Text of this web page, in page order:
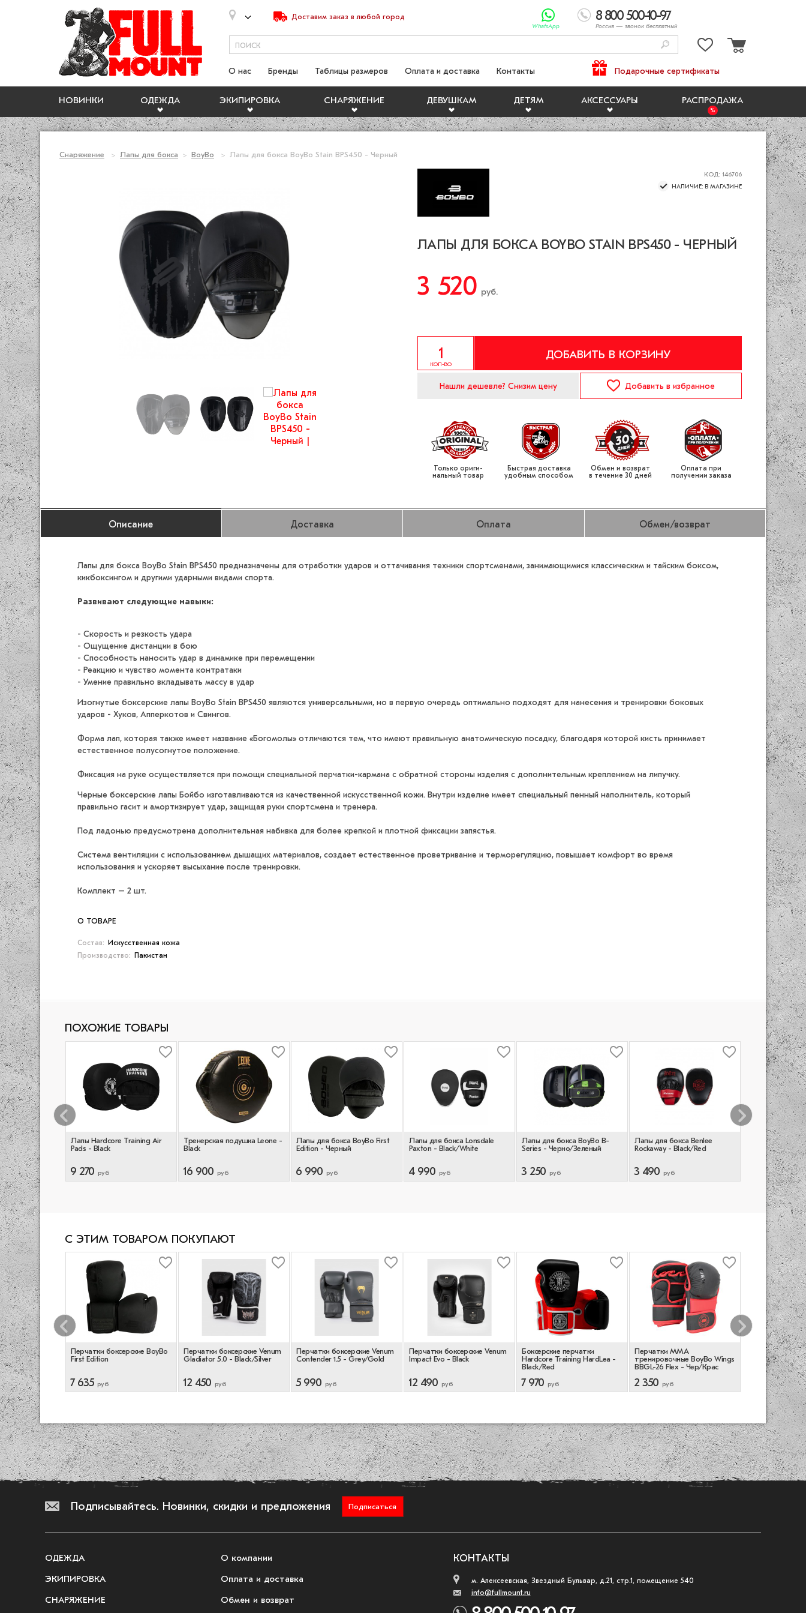
Доставим заказ в любой город 8 800 500-10-97
Россия — звонок бесплатный
WhatsApp
НОВИНКИ ОДЕЖДА ЭКИПИРОВКА СНАРЯЖЕНИЕ ДЕВУШКАМ ДЕТЯМ АКСЕССУАРЫ РАСПРОДАЖА
О нас Бренды Таблицы размеров Оплата и доставка Контакты Подарочные сертификаты
Снаряжение Лапы для бокса BoyBo Лапы для бокса BoyBo Stain BPS450 - Черный
КОД: 146706
НАЛИЧИЕ: В МАГАЗИНЕ
ЛАПЫ ДЛЯ БОКСА BOYBO STAIN BPS450 - ЧЕРНЫЙ
3 520 руб.
КОЛ-ВО
ДОБАВИТЬ В КОРЗИНУ
Нашли дешевле? Снизим цену Добавить в избранное
Только ориги­
нальный товар
Быстрая доставка
удобным способом
Обмен и возврат
в течение 30 дней
Оплата при
получении заказа
Описание Доставка Оплата Обмен/возврат
Лапы для бокса BoyBo Stain BPS450 предназначены для отработки ударов и оттачивания техники спортсменами, занимающимися классическим и тайским боксом,
кикбоксингом и другими ударными видами спорта.
Развивают следующие навыки:
- Скорость и резкость удара
- Ощущение дистанции в бою
- Способность наносить удар в динамике при перемещении
- Реакцию и чувство момента контратаки
- Умение правильно вкладывать массу в удар
Изогнутые боксерские лапы BoyBo Stain BPS450 являются универсальными, но в первую очередь оптимально подходят для нанесения и тренировки боковых
ударов - Хуков, Апперкотов и Свингов.
Форма лап, которая также имеет название «Богомолы» отличаются тем, что имеют правильную анатомическую посадку, благодаря которой кисть принимает
естественное полусогнутое положение.
Фиксация на руке осуществляется при помощи специальной перчатки-кармана с обратной стороны изделия с дополнительным креплением на липучку.
Черные боксерские лапы Бойбо изготавливаются из качественной искусственной кожи. Внутри изделие имеет специальный пенный наполнитель, который
правильно гасит и амортизирует удар, защищая руки спортсмена и тренера.
Под ладонью предусмотрена дополнительная набивка для более крепкой и плотной фиксации запястья.
Система вентиляции с использованием дышащих материалов, создает естественное проветривание и терморегуляцию, повышает комфорт во время
использования и ускоряет высыхание после тренировки.
Комплект – 2 шт.
О ТОВАРЕ
Состав: Искусственная кожа
Производство:
Пакистан
ПОХОЖИЕ ТОВАРЫ
Benlee
Red
Лапы Hardcore Training Air
Pads - Black
9 270 руб
Тренерская подушка Leone -
Black
16 900 руб
Лапы для бокса BoyBo First
Edition - Черный
6 990 руб
Лапы для бокса Lonsdale
Paxton - Black/White
4 990 руб
Лапы для бокса BoyBo B-
Series - Черно/Зеленый
3 250 руб
Лапы для бокса Benlee
Rockaway - Black/Red
3 490 руб
тренерские
Training - Brown
14 790 руб
С ЭТИМ ТОВАРОМ ПОКУПАЮТ
BoyBo
Синий
Перчатки боксерские BoyBo
First Edition
7 635 руб
Перчатки боксерские Venum
Gladiator 5.0 - Black/Silver
12 450 руб
Перчатки боксерские Venum
Contender 1.5 - Grey/Gold
5 990 руб
Перчатки боксерские Venum
Impact Evo - Black
12 490 руб
Боксерские перчатки
Hardcore Training HardLea -
Black/Red
7 970 руб
Перчатки ММА
тренировочные BoyBo Wings
BBGL-26 Flex - Чер/Крас
2 350 руб
Боксерские
Mike Tyson -
Black/Optical
10 990 руб
Подписывайтесь. Новинки, скидки и предложения Подписаться
КОНТАКТЫ
м. Алексеевская, Звездный Бульвар, д.21, стр.1, помещение 540
info@fullmount.ru
ОДЕЖДА
ЭКИПИРОВКА
СНАРЯЖЕНИЕ
О компании
Оплата и доставка
Обмен и возврат